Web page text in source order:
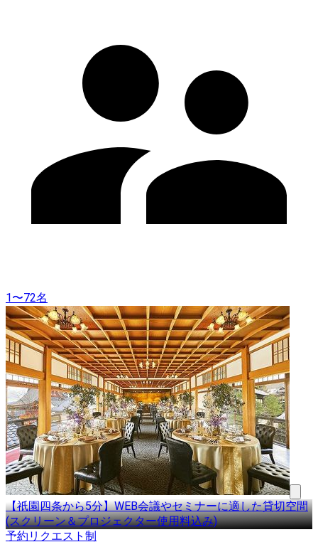
1〜72名
【祇園四条から5分】WEB会議やセミナーに適した貸切空間
(スクリーン＆プロジェクター使用料込み)
予約リクエスト制